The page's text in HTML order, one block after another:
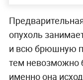
опухоль
и всю брюшную
тем невозможно
именно она